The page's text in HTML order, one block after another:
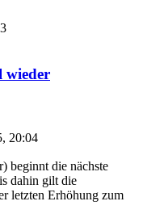
wieder
20:04
beginnt die nächste
dahin gilt die
letzten Erhöhung zum